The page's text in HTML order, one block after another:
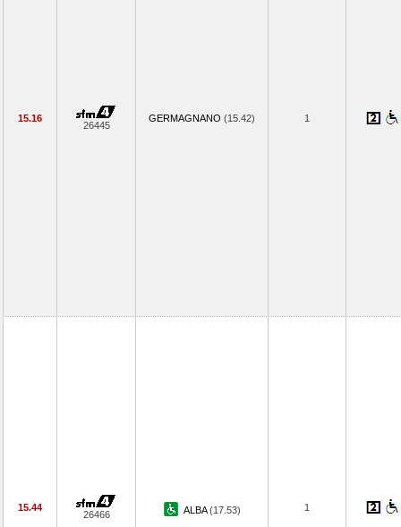
15.16
26445
GERMAGNANO (15.42) 1
15.44
26466 ALBA(17.53) 1